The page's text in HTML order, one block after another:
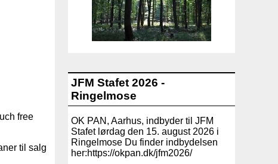
JFM Stafet 2026 -
Ringelmose
OK PAN, Aarhus, indbyder til JFM
Stafet lørdag den 15. august 2026 i
Ringelmose Du finder indbydelsen
her:https://okpan.dk/jfm2026/
free
til salg